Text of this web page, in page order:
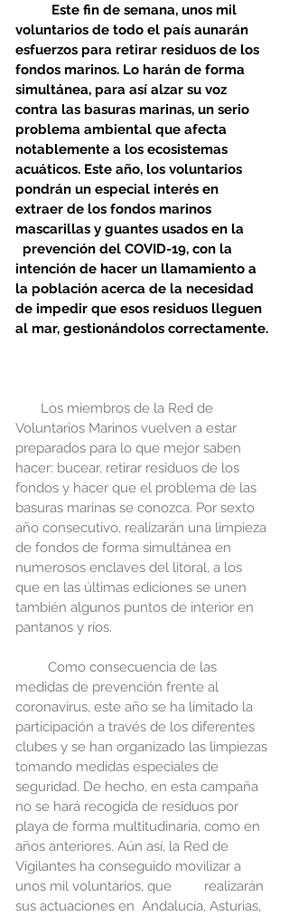
Este fin de semana, unos mil
voluntarios de todo el país aunarán
esfuerzos para retirar residuos de los
fondos marinos. Lo harán de forma
simultánea, para así alzar su voz
contra las basuras marinas, un serio
problema ambiental que afecta
notablemente a los ecosistemas
acuáticos. Este año, los voluntarios
pondrán un especial interés en
extraer de los fondos marinos
mascarillas y guantes usados en la
  prevención del COVID-19, con la
intención de hacer un llamamiento a
la población acerca de la necesidad
de impedir que esos residuos lleguen
al mar, gestionándolos correctamente.
Los miembros de la Red de
Voluntarios Marinos vuelven a estar
preparados para lo que mejor saben
hacer: bucear, retirar residuos de los
fondos y hacer que el problema de las
basuras marinas se conozca. Por sexto
año consecutivo, realizarán una limpieza
de fondos de forma simultánea en
numerosos enclaves del litoral, a los
que en las últimas ediciones se unen
también algunos puntos de interior en
pantanos y ríos.
medidas de prevención frente al
coronavirus, este año se ha limitado la
participación a través de los diferentes
clubes y se han organizado las limpiezas
tomando medidas especiales de
seguridad. De hecho, en esta campaña
no se hará recogida de residuos por
playa de forma multitudinaria, como en
años anteriores. Aún así, la Red de
Vigilantes ha conseguido movilizar a
unos mil voluntarios, que         realizarán
sus actuaciones en  Andalucía, Asturias,